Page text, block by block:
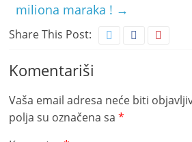
miliona maraka ! →
Share This Post:
Komentariši
Vaša email adresa neće biti
polja su označena sa*